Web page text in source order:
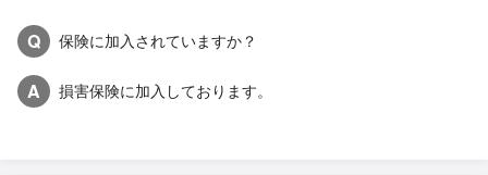
Q 保険に加入されていますか？
A 損害保険に加入しております。